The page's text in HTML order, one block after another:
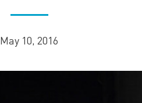
May 10, 2016